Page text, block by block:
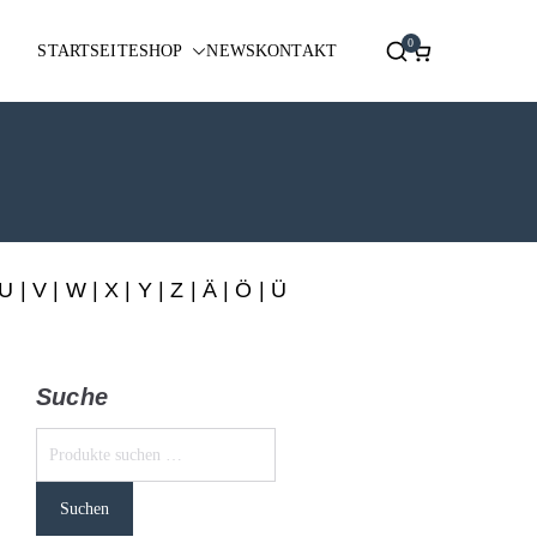
STARTSEITESHOP NEWSKONTAKT 0
U V W|X Y|Z Ä| Ö | Ü
Suche
Suchen